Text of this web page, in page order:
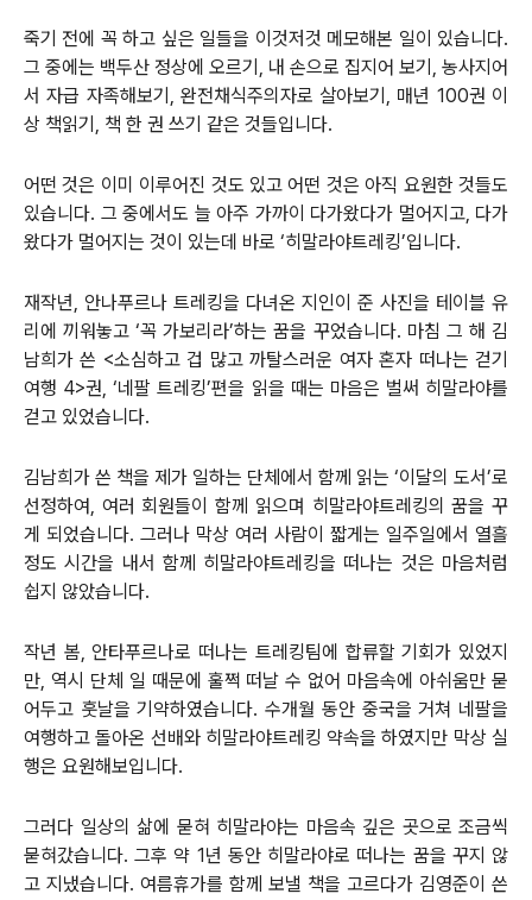
죽기 전에 꼭 하고 싶은 일들을 이것저것 메모해본 일이 있습니다.
그 중에는 백두산 정상에 오르기, 내 손으로 집지어 보기, 농사지어
서 자급 자족해보기, 완전채식주의자로 살아보기, 매년 100권 이
상 책읽기, 책 한 권 쓰기 같은 것들입니다.
어떤 것은 이미 이루어진 것도 있고 어떤 것은 아직 요원한 것들도
있습니다. 그 중에서도 늘 아주 가까이 다가왔다가 멀어지고, 다가
왔다가 멀어지는 것이 있는데 바로 ‘히말라야트레킹’입니다.
재작년, 안나푸르나 트레킹을 다녀온 지인이 준 사진을 테이블 유
리에 끼워놓고 ‘꼭 가보리라’하는 꿈을 꾸었습니다. 마침 그 해 김
남희가 쓴 <소심하고 겁 많고 까탈스러운 여자 혼자 떠나는 걷기
여행 4>권, ‘네팔 트레킹’편을 읽을 때는 마음은 벌써 히말라야를
걷고 있었습니다.
김남희가 쓴 책을 제가 일하는 단체에서 함께 읽는 ‘이달의 도서’로
선정하여, 여러 회원들이 함께 읽으며 히말라야트레킹의 꿈을 꾸
게 되었습니다. 그러나 막상 여러 사람이 짧게는 일주일에서 열흘
정도 시간을 내서 함께 히말라야트레킹을 떠나는 것은 마음처럼
쉽지 않았습니다.
작년 봄, 안타푸르나로 떠나는 트레킹팀에 합류할 기회가 있었지
만, 역시 단체 일 때문에 훌쩍 떠날 수 없어 마음속에 아쉬움만 묻
어두고 훗날을 기약하였습니다. 수개월 동안 중국을 거쳐 네팔을
여행하고 돌아온 선배와 히말라야트레킹 약속을 하였지만 막상 실
행은 요원해보입니다.
그러다 일상의 삶에 묻혀 히말라야는 마음속 깊은 곳으로 조금씩
묻혀갔습니다. 그후 약 1년 동안 히말라야로 떠나는 꿈을 꾸지 않
고 지냈습니다. 여름휴가를 함께 보낼 책을 고르다가 김영준이 쓴